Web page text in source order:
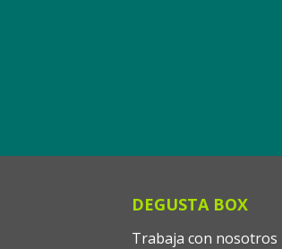
DEGUSTA BOX
Trabaja con nosotros